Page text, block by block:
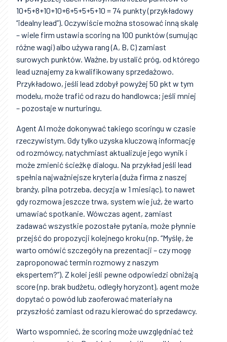
10+5+8+10+10+6+5+5+5+10 = 74 punkty (przykładowy
“idealny lead”). Oczywiście można stosować inną skalę
– wiele firm ustawia scoring na 100 punktów (sumując
różne wagi) albo używa rang (A, B, C) zamiast
surowych punktów. Ważne, by ustalić próg, od którego
lead uznajemy za kwalifikowany sprzedażowo.
Przykładowo, jeśli lead zdobył powyżej 50 pkt w tym
modelu, może trafić od razu do handlowca; jeśli mniej
– pozostaje w nurturingu.
Agent AI może dokonywać takiego scoringu w czasie
rzeczywistym. Gdy tylko uzyska kluczową informację
od rozmówcy, natychmiast aktualizuje jego wynik i
może zmienić ścieżkę dialogu. Na przykład jeśli lead
spełnia najważniejsze kryteria (duża firma z naszej
branży, pilna potrzeba, decyzja w 1 miesiąc), to nawet
gdy rozmowa jeszcze trwa, system wie już, że warto
umawiać spotkanie. Wówczas agent, zamiast
zadawać wszystkie pozostałe pytania, może płynnie
przejść do propozycji kolejnego kroku (np. “Myślę, że
warto omówić szczegóły na prezentacji – czy mogę
zaproponować termin rozmowy z naszym
ekspertem?”). Z kolei jeśli pewne odpowiedzi obniżają
score (np. brak budżetu, odległy horyzont), agent może
dopytać o powód lub zaoferować materiały na
przyszłość zamiast od razu kierować do sprzedawcy.
Warto wspomnieć, że scoring może uwzględniać też